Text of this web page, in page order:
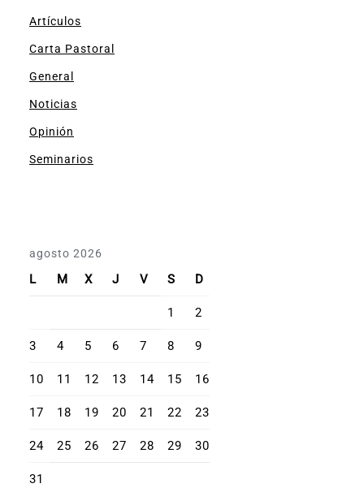
Artículos
Carta Pastoral
General
Noticias
Opinión
Seminarios
agosto 2026
L M X J V S D
1 2
3 4 5 6 7 8 9
10 11 12 13 14 15 16
17 18 19 20 21 22 23
24 25 26 27 28 29 30
31